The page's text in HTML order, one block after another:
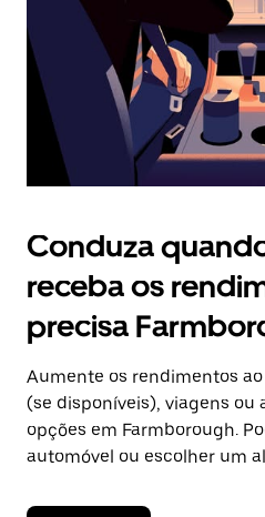
o
calendário.
Conduza
receba os
precisa
Aumente os rendimentos
(se disponíveis), viagens ou
opções em Farmborough.
automóvel ou escolher um